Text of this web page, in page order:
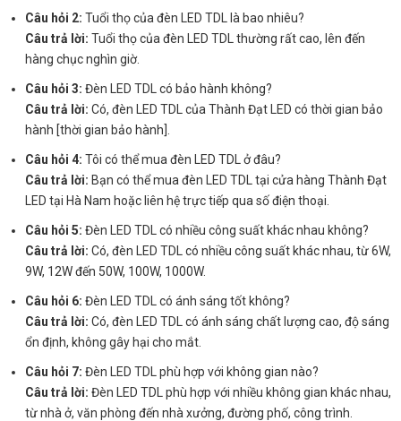
Câu hỏi 2: Tuổi thọ của đèn LED TDL là bao nhiêu?
Câu trả lời: Tuổi thọ của đèn LED TDL thường rất cao, lên đến
hàng chục nghìn giờ.
Câu hỏi 3: Đèn LED TDL có bảo hành không?
Câu trả lời: Có, đèn LED TDL của Thành Đạt LED có thời gian bảo
hành [thời gian bảo hành].
Câu hỏi 4: Tôi có thể mua đèn LED TDL ở đâu?
Câu trả lời: Bạn có thể mua đèn LED TDL tại cửa hàng Thành Đạt
LED tại Hà Nam hoặc liên hệ trực tiếp qua số điện thoại.
Câu hỏi 5: Đèn LED TDL có nhiều công suất khác nhau không?
Câu trả lời: Có, đèn LED TDL có nhiều công suất khác nhau, từ 6W,
9W, 12W đến 50W, 100W, 1000W.
Câu hỏi 6: Đèn LED TDL có ánh sáng tốt không?
Câu trả lời: Có, đèn LED TDL có ánh sáng chất lượng cao, độ sáng
ổn định, không gây hại cho mắt.
Câu hỏi 7: Đèn LED TDL phù hợp với không gian nào?
Câu trả lời: Đèn LED TDL phù hợp với nhiều không gian khác nhau,
từ nhà ở, văn phòng đến nhà xưởng, đường phố, công trình.